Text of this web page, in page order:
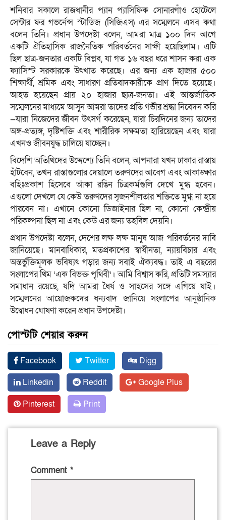
শনিবার সকালে রাজধানীর প্যান প্যাসিফিক সোনারগাঁও হোটেলে
সেন্টার ফর গভর্নেন্স স্টাডিজ (সিজিএস) এর সম্মেলনে এসব কথা
বলেন তিনি। প্রধান উপদেষ্টা বলেন, আমরা মাত্র ১০০ দিন আগে
একটি ঐতিহাসিক রাজনৈতিক পরিবর্তনের সাক্ষী হয়েছিলাম। এটি
ছিল ছাত্র-জনতার একটি বিপ্লব, যা গত ১৬ বছর ধরে শাসন করা এক
ফ্যাসিস্ট সরকারকে উৎখাত করেছে। এর জন্য এক হাজার ৫০০
শিক্ষার্থী, শ্রমিক এবং সাধারণ প্রতিবাদকারীকে প্রাণ দিতে হয়েছে।
আহত হয়েছেন প্রায় ২০ হাজার ছাত্র-জনতা। এই আন্তর্জাতিক
সম্মেলনের মাধ্যমে আসুন আমরা তাদের প্রতি গভীর শ্রদ্ধা নিবেদন করি
—যারা নিজেদের জীবন উৎসর্গ করেছেন, যারা চিরদিনের জন্য তাদের
অঙ্গ-প্রত্যঙ্গ, দৃষ্টিশক্তি এবং শারীরিক সক্ষমতা হারিয়েছেন এবং যারা
এখনও জীবনযুদ্ধ চালিয়ে যাচ্ছেন।
বিদেশি অতিথিদের উদ্দেশ্যে তিনি বলেন, আপনারা যখন ঢাকার রাস্তায়
হাঁটবেন, তখন রাস্তাগুলোর দেয়ালে তরুণদের আবেগ এবং আকাঙ্ক্ষার
বহিঃপ্রকাশ হিসেবে আঁকা রঙিন চিত্রকর্মগুলি দেখে মুগ্ধ হবেন।
এগুলো দেখলে যে কেউ তরুণদের সৃজনশীলতার শক্তিতে মুগ্ধ না হয়ে
পারবেন না। এখানে কোনো ডিজাইনার ছিল না, কোনো কেন্দ্রীয়
পরিকল্পনা ছিল না এবং কেউ এর জন্য তহবিল দেয়নি।
প্রধান উপদেষ্টা বলেন, দেশের লক্ষ লক্ষ মানুষ আজ পরিবর্তনের দাবি
জানিয়েছে। মানবাধিকার, মতপ্রকাশের স্বাধীনতা, ন্যায়বিচার এবং
অন্তর্ভুক্তিমূলক ভবিষ্যৎ গড়ার জন্য সবাই ঐক্যবদ্ধ। তাই এ বছরের
সংলাপের থিম ‘এক বিভক্ত পৃথিবী’। আমি বিশ্বাস করি, প্রতিটি সমস্যার
সমাধান রয়েছে, যদি আমরা ধৈর্য ও সাহসের সঙ্গে এগিয়ে যাই।
সম্মেলনের আয়োজকদের ধন্যবাদ জানিয়ে সংলাপের আনুষ্ঠানিক
উদ্বোধন ঘোষণা করেন প্রধান উপদেষ্টা।
পোস্টটি শেয়ার করুন
Facebook Twitter
Digg
Linkedin
Reddit
Google Plus
Pinterest
Print
Leave a Reply
Comment *